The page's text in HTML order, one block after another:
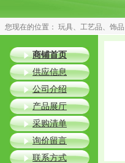
您现在的位置： 玩具、工艺品、饰品
商铺首页
供应信息
公司介绍
产品展厅
采购清单
询价留言
联系方式